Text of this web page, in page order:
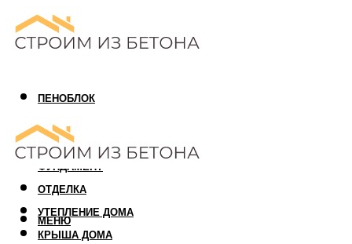
ПЕНОБЛОК
ГАЗОБЛОК
АРБОЛИТОВЫЙ БЛОК
ФУНДАМЕНТ
ОТДЕЛКА
УТЕПЛЕНИЕ ДОМА
КРЫША ДОМА
МЕНЮ